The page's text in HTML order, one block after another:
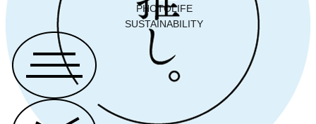
PHOTOLIFE
SUSTAINABILITY